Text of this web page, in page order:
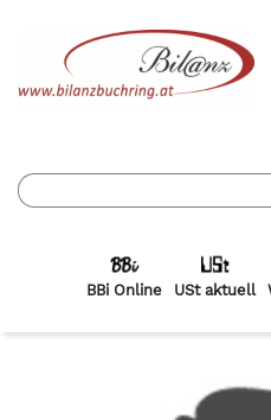
BBi Online USt aktuell